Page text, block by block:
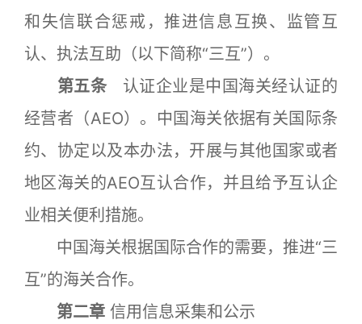
和失信联合惩戒，推进信息互换、监管互
认、执法互助（以下简称“三互”）。
第五条 认证企业是中国海关经认证的
经营者（AEO）。中国海关依据有关国际条
约、协定以及本办法，开展与其他国家或者
地区海关的AEO互认合作，并且给予互认企
业相关便利措施。
中国海关根据国际合作的需要，推进“三
互”的海关合作。
第二章 信用信息采集和公示